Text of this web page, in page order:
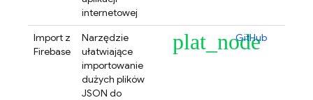
internetowej
Import z
Firebase
Narzędzie
ułatwiające
importowanie
dużych plików
JSON do
plat_node
GitHub